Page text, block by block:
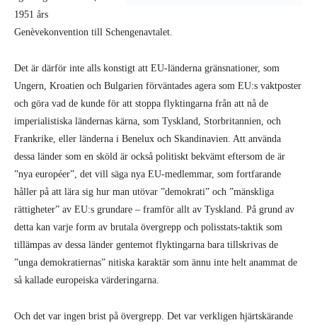
Det är därför inte alls konstigt att EU-länderna gränsnationer, som
Ungern, Kroatien och Bulgarien förväntades agera som EU:s vaktposter
imperialistiska ländernas kärna, som Tyskland, Storbritannien, och
Frankrike, eller länderna i Benelux och Skandinavien. Att använda
dessa länder som en sköld är också politiskt bekvämt eftersom de är
”nya européer”, det vill säga nya EU-medlemmar, som fortfarande
håller på att lära sig hur man utövar ”demokrati” och ”mänskliga
rättigheter” av EU:s grundare – framför allt av Tyskland. På grund av
detta kan varje form av brutala övergrepp och polisstats-taktik som
tillämpas av dessa länder gentemot flyktingarna bara tillskrivas de
”unga demokratiernas” nitiska karaktär som ännu inte helt anammat de
så kallade europeiska värderingarna.
Och det var ingen brist på övergrepp. Det var verkligen hjärtskärande
att se alla kvinnor, barn, äldre och handikappade som blev misshandlade
invandrarfängelser som liknar koncentrationsläger, det faktum att